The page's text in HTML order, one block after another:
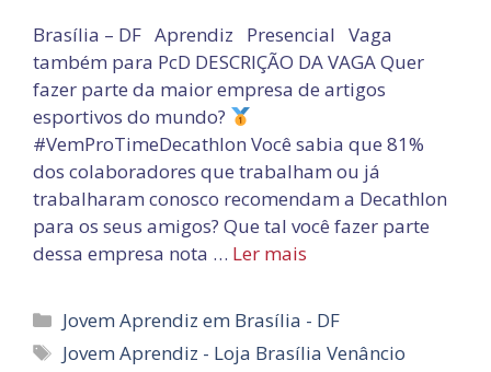
Brasília – DF Aprendiz Presencial Vaga
também para PcD DESCRIÇÃO DA VAGA Quer
fazer parte da maior empresa de artigos
esportivos do mundo?
#VemProTimeDecathlon Você sabia que 81%
dos colaboradores que trabalham ou já
trabalharam conosco recomendam a Decathlon
para os seus amigos? Que tal você fazer parte
dessa empresa nota … Ler mais
Categorias
Jovem Aprendiz em Brasília - DF
Tags
Jovem Aprendiz - Loja Brasília Venâncio